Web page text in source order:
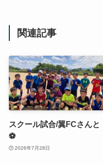
関連記事
スクール試合/翼FCさんと
⚽️
2026年7月28日